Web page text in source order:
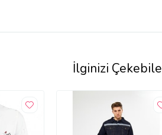
İlginizi